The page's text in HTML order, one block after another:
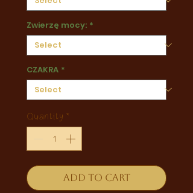
Zwierzę mocy: *
CZAKRA *
Quantity *
Add to Cart